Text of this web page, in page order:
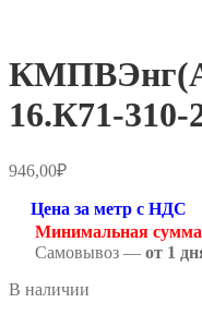
16.К71-310-
946,00₽
Цена за метр с НДС
Минимальная сумма
Самовывоз — от 1
В наличии